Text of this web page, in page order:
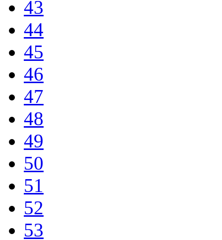
43
44
45
46
47
48
49
50
51
52
53